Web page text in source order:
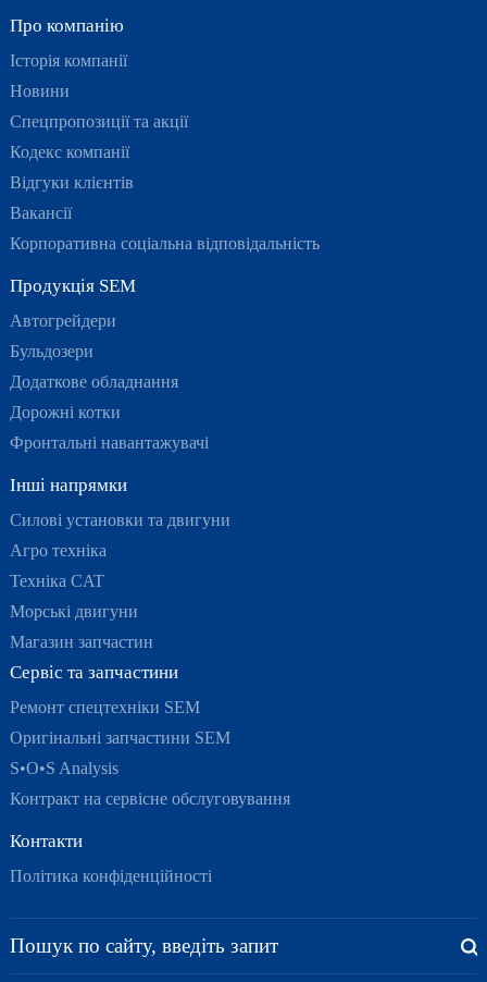
Про компанію
Історія компанії
Новини
Спецпропозиції та акції
Кодекс компанії
Відгуки клієнтів
Вакансії
Корпоративна соціальна відповідальність
Продукція SEM
Автогрейдери
Бульдозери
Додаткове обладнання
Дорожні котки
Фронтальні навантажувачі
Інші напрямки
Силові установки та двигуни
Агро техніка
Техніка CAT
Морські двигуни
Магазин запчастин
Сервіс та запчастини
Ремонт спецтехніки SEM
Оригінальні запчастини SEM
S•O•S Analysis
Контракт на сервісне обслуговування
Контакти
Політика конфіденційності